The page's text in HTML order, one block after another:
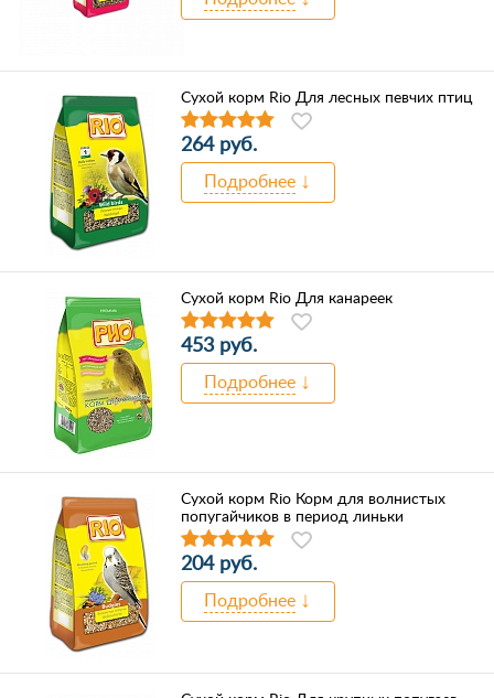
Сухой корм Rio Для лесных певчих птиц
264 руб.
Подробнее
Сухой корм Rio Для канареек
453 руб.
Подробнее
Сухой корм Rio Корм для волнистых
попугайчиков в период линьки
204 руб.
Подробнее